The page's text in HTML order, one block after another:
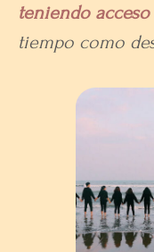
teniendo
tiempo como